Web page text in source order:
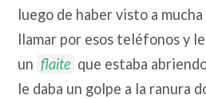
luego de haber visto a
llamar por esos teléfonos y
un flaite que estaba
le daba un golpe a la ranura